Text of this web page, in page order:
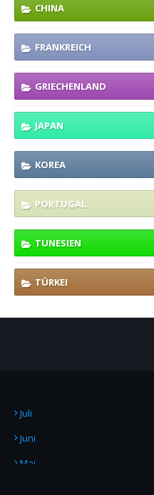
CHINA
FRANKREICH
GRIECHENLAND
JAPAN
KOREA
PORTUGAL
TUNESIEN
TÜRKEI
Juli
Juni
Mai